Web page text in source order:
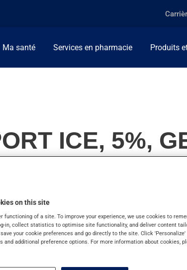
Ma santé Services en pharmacie Produits
ICE, 5%,
peut sentir son action en quelques minutes.
on this site
functioning of a site. To improve your experience, we use cookies to
in, collect statistics to optimise site functionality, and deliver content
your cookie preferences and go directly to the site. Click 'Personalize'
and additional preference options. For more information about cookies,